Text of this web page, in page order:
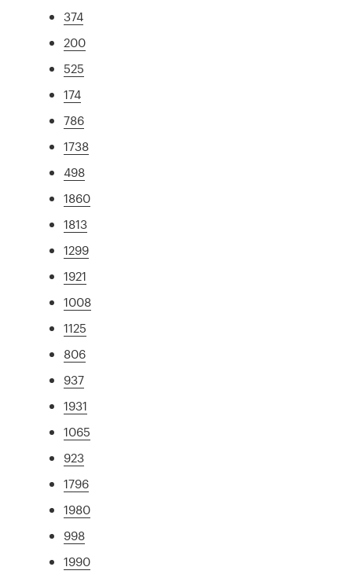
374
200
525
174
786
1738
498
1860
1813
1299
1921
1008
1125
806
937
1931
1065
923
1796
1980
998
1990